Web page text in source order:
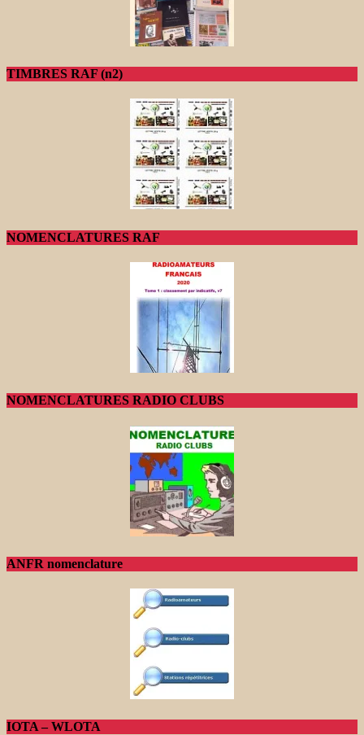
TIMBRES RAF (n2)
NOMENCLATURES RAF
NOMENCLATURES RADIO CLUBS
ANFR nomenclature
IOTA – WLOTA